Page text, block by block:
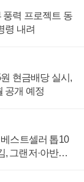
풍력 프로젝트 동
령 내려
현금배당 실시,
공개 예정
스트셀러 톱10
, 그랜저·아반떼